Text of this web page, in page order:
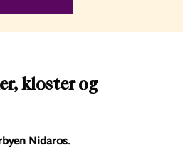
kloster og
Nidaros.